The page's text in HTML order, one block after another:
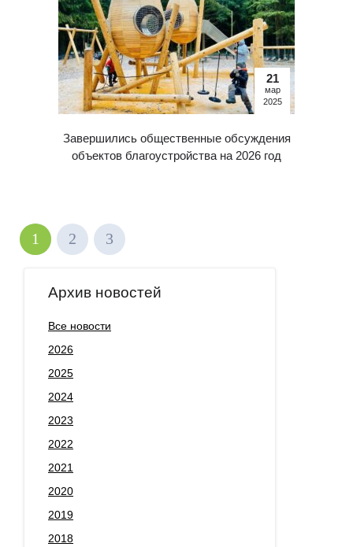
Завершились общественные обсуждения
объектов благоустройства на 2026 год
21
мар
2025
1 2 3
Архив новостей
Все новости
2026
2025
2024
2023
2022
2021
2020
2019
2018